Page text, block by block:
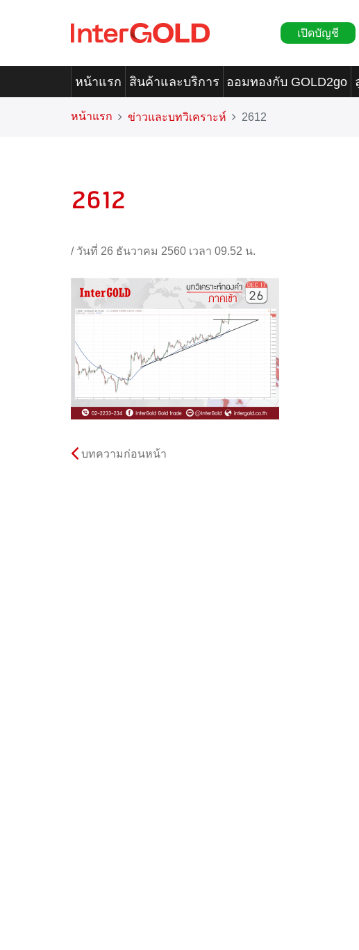
เปิดบัญชี
หน้าแรก สินค้าและบริการ ออมทองกับ GOLD2go
หน้าแรก ข่าวและบทวิเคราะห์ 2612
2612
/ วันที่ 26 ธันวาคม 2560 เวลา 09.52 น.
บทความก่อนหน้า